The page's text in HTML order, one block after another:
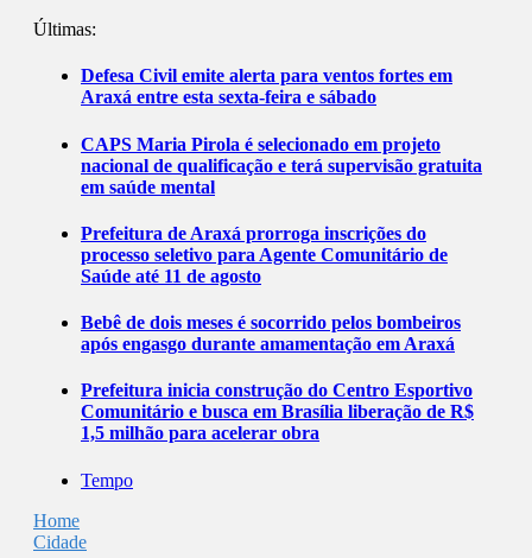
Últimas:
Defesa Civil emite alerta para ventos fortes em
Araxá entre esta sexta-feira e sábado
CAPS Maria Pirola é selecionado em projeto
nacional de qualificação e terá supervisão gratuita
em saúde mental
Prefeitura de Araxá prorroga inscrições do
processo seletivo para Agente Comunitário de
Saúde até 11 de agosto
Bebê de dois meses é socorrido pelos bombeiros
após engasgo durante amamentação em Araxá
Prefeitura inicia construção do Centro Esportivo
Comunitário e busca em Brasília liberação de R$
1,5 milhão para acelerar obra
Tempo
Home
Cidade